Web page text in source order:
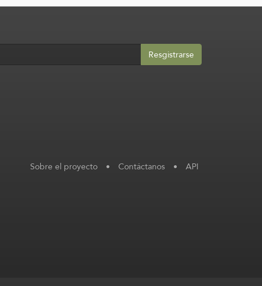
Resgistrarse
Sobre el proyecto • Contáctanos • API